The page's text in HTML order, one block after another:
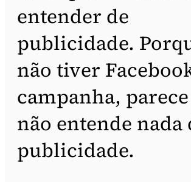
entender de
publicidade.
não tiver
campanha,
não entende nada
publicidade.